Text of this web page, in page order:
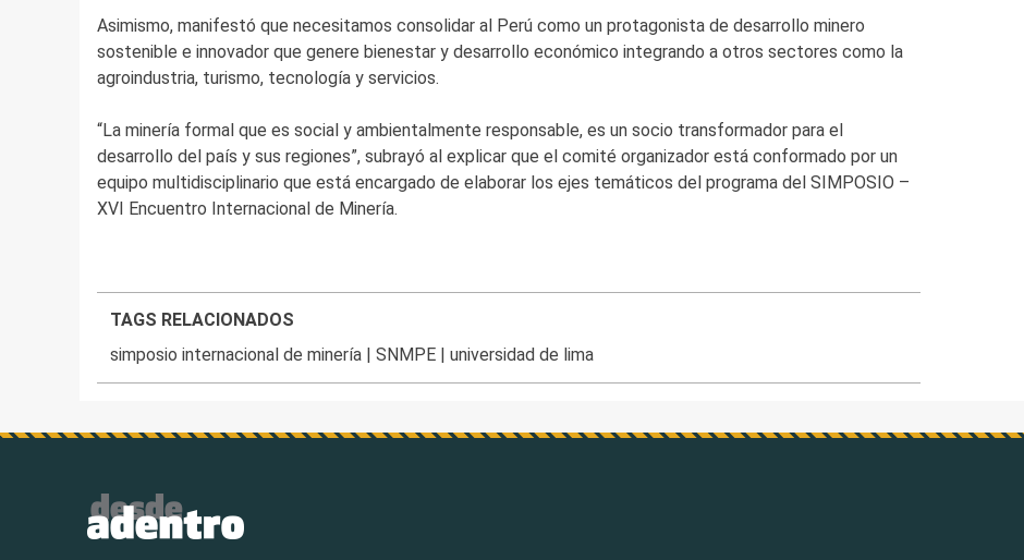
Asimismo, manifestó que necesitamos consolidar al Perú como un protagonista de desarrollo minero
sostenible e innovador que genere bienestar y desarrollo económico integrando a otros sectores como la
agroindustria, turismo, tecnología y servicios.
“La minería formal que es social y ambientalmente responsable, es un socio transformador para el
desarrollo del país y sus regiones”, subrayó al explicar que el comité organizador está conformado por un
equipo multidisciplinario que está encargado de elaborar los ejes temáticos del programa del SIMPOSIO –
XVI Encuentro Internacional de Minería.
TAGS RELACIONADOS
simposio internacional de minería |SNMPE |universidad de lima